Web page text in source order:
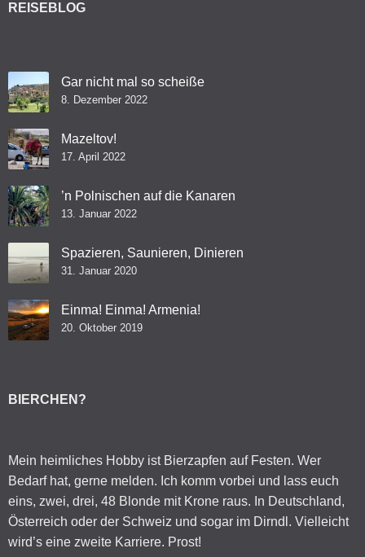
REISEBLOG
Gar nicht mal so scheiße
8. Dezember 2022
Mazeltov!
17. April 2022
’n Polnischen auf die Kanaren
13. Januar 2022
Spazieren, Saunieren, Dinieren
31. Januar 2020
Einma! Einma! Armenia!
20. Oktober 2019
BIERCHEN?
Mein heimliches Hobby ist Bierzapfen auf Festen. Wer
Bedarf hat, gerne melden. Ich komm vorbei und lass euch
eins, zwei, drei, 48 Blonde mit Krone raus. In Deutschland,
Österreich oder der Schweiz und sogar im Dirndl. Vielleicht
wird’s eine zweite Karriere. Prost!